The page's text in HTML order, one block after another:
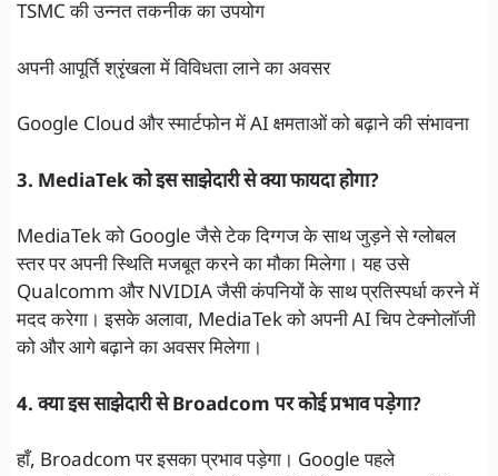
TSMC की उन्नत तकनीक का उपयोग
अपनी आपूर्ति श्रृंखला में विविधता लाने का अवसर
Google Cloud और स्मार्टफोन में AI क्षमताओं को बढ़ाने की संभावना
3. MediaTek को इस साझेदारी से क्या फायदा होगा?
MediaTek को Google जैसे टेक दिग्गज के साथ जुड़ने से ग्लोबल
स्तर पर अपनी स्थिति मजबूत करने का मौका मिलेगा। यह उसे
Qualcomm और NVIDIA जैसी कंपनियों के साथ प्रतिस्पर्धा करने में
मदद करेगा। इसके अलावा, MediaTek को अपनी AI चिप टेक्नोलॉजी
को और आगे बढ़ाने का अवसर मिलेगा।
4. क्या इस साझेदारी से Broadcom पर कोई प्रभाव पड़ेगा?
हाँ, Broadcom पर इसका प्रभाव पड़ेगा। Google पहले